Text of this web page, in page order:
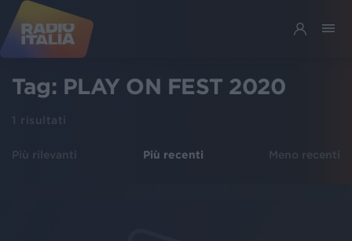
Tag: PLAY ON FEST 2020
1 risultati
Più rilevanti Più recenti Meno recenti